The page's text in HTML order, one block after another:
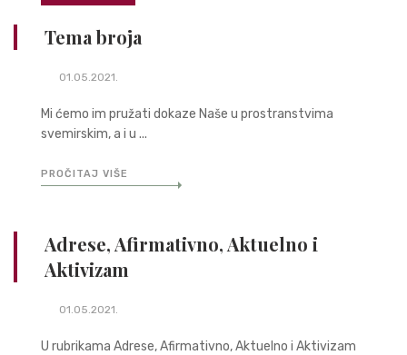
Tema broja
01.05.2021.
Mi ćemo im pružati dokaze Naše u prostranstvima
svemirskim, a i u ...
PROČITAJ VIŠE
Adrese, Afirmativno, Aktuelno i
Aktivizam
01.05.2021.
U rubrikama Adrese, Afirmativno, Aktuelno i Aktivizam